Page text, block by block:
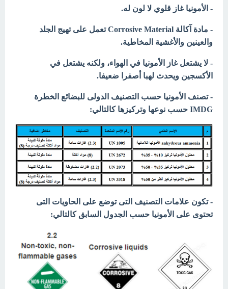
- الأمونيا غاز قلوي لا لون له.
- مادة آكالة Corrosive Material تعمل على تهيج الجلد
والعينين والأغشية المخاطية.
- لا يشتعل غاز الأمونيا في الهواء، ولكنه يشتعل في
الأكسجين ويحدث لهبا أصفرا ضعيفا.
- تصنف الأمونيا حسب التصنيف الدولى للبضائع الخطرة
IMDG حسب نوعها وتركيزها كالتالي:
- تكون علامات التصنيف التى توضع على الحاويات التى
تحتوى على الأمونيا حسب الجدول السابق كالتالي: